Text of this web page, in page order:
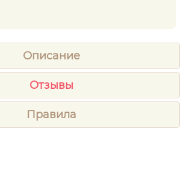
Описание
Отзывы
Правила